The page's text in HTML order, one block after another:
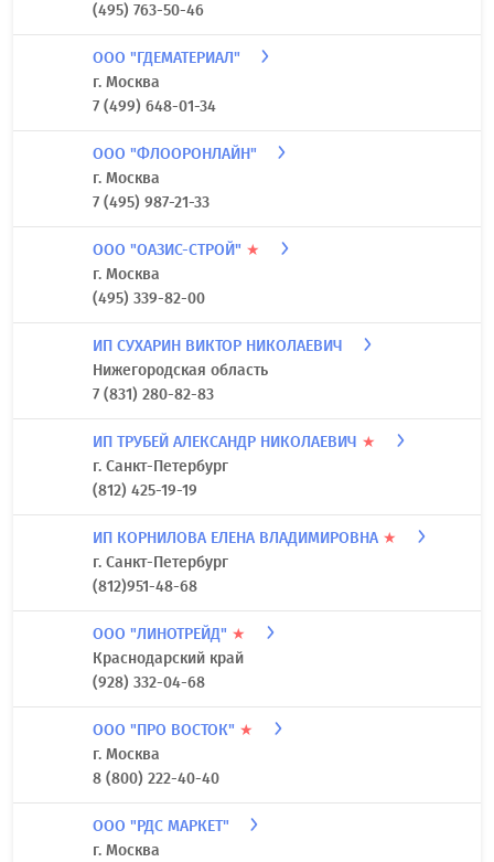
(495) 763-50-46
ООО "ГДЕМАТЕРИАЛ"
г. Москва
7 (499) 648-01-34
ООО "ФЛООРОНЛАЙН"
г. Москва
7 (495) 987-21-33
ООО "ОАЗИС-СТРОЙ" ★
г. Москва
(495) 339-82-00
ИП СУХАРИН ВИКТОР НИКОЛАЕВИЧ
Нижегородская область
7 (831) 280-82-83
ИП ТРУБЕЙ АЛЕКСАНДР НИКОЛАЕВИЧ ★
г. Санкт-Петербург
(812) 425-19-19
ИП КОРНИЛОВА ЕЛЕНА ВЛАДИМИРОВНА ★
г. Санкт-Петербург
(812)951-48-68
ООО "ЛИНОТРЕЙД" ★
Краснодарский край
(928) 332-04-68
ООО "ПРО ВОСТОК" ★
г. Москва
8 (800) 222-40-40
ООО "РДС МАРКЕТ"
г. Москва